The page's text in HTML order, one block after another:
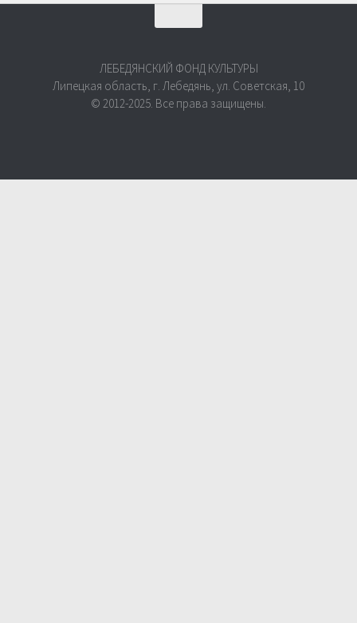
ЛЕБЕДЯНСКИЙ ФОНД КУЛЬТУРЫ
Липецкая область, г. Лебедянь, ул. Советская, 10
© 2012-2025. Все права защищены.